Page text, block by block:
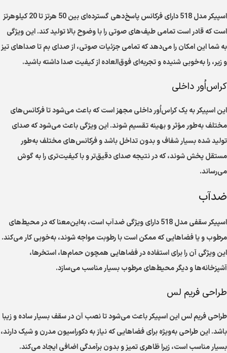
اسپیکر مدل 518 دارای فرکانس پاسخ‌دهی گسترده‌ای بین 50 هرتز تا 20 کیلوهرتز
است که قادر است تمامی طیف‌های صوتی را با وضوح بالا تولید کند. این ویژگی
به شما این امکان را می‌دهد که تمامی جزئیات صوتی، از صدای بم تا صداهای تیز
و زیر، را به‌خوبی شنیده و تجربه‌ای فوق‌العاده از کیفیت صدا داشته باشید.
کراس‌اُور داخلی
این اسپیکر به یک کراس‌اُور داخلی مجهز است که باعث می‌شود تا فرکانس‌های
مختلف به‌طور مؤثر و بهینه تقسیم شوند. این ویژگی باعث می‌شود که صدای
تولید شده بسیار شفاف و بدون تداخل باشد و فرکانس‌های مختلف به‌طور
مستقل پخش شوند، که در نتیجه صدای دقیق‌تر و با کیفیت‌تری را به گوش
می‌رساند.
ضدآب
اسپیکر سقفی مدل 518 دارای ویژگی ضدآب است، به‌این‌معنا که در محیط‌های
مرطوب و یا فضاهایی که ممکن است با رطوبت مواجه شوند، به‌خوبی کار می‌کند.
این ویژگی آن را برای استفاده در فضاهایی همچون حمام‌ها، استخرها،
آشپزخانه‌ها و دیگر محیط‌های مرطوب بسیار مناسب می‌سازد.
طراحی فریم لس
طراحی فریم لس این اسپیکر باعث می‌شود تا نصب آن در سقف بسیار ساده و زیبا
باشد. این طراحی به‌ویژه برای فضاهایی که نیاز به دکوراسیون مدرن و شیک دارند،
بسیار مناسب است، زیرا ظاهری تمیز و بدون برآمدگی اضافی ایجاد می‌کند.